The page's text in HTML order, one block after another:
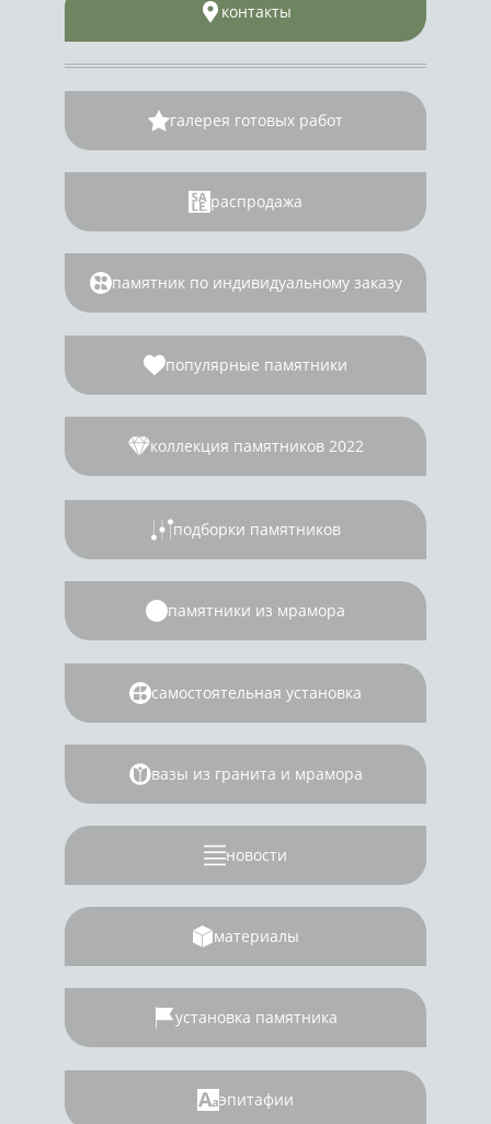
контакты
галерея готовых работ
распродажа
памятник по индивидуальному заказу
популярные памятники
коллекция памятников 2022
подборки памятников
памятники из мрамора
самостоятельная установка
вазы из гранита и мрамора
новости
материалы
установка памятника
эпитафии